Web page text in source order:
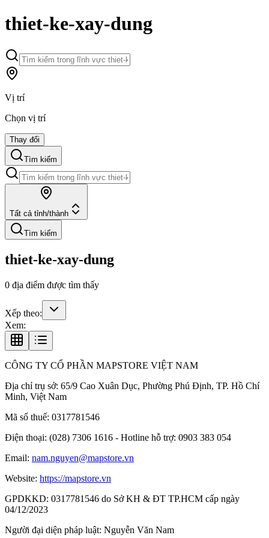
thiet-ke-xay-dung
Vị trí
Chọn vị trí
Thay đổi
Tìm kiếm
Tất cả tỉnh/thành
Tìm kiếm
thiet-ke-xay-dung
0 địa điểm được tìm thấy
Xếp theo:
Xem:
CÔNG TY CỔ PHẦN MAPSTORE VIỆT NAM
Địa chỉ trụ sở: 65/9 Cao Xuân Dục, Phường Phú Định, TP. Hồ Chí
Minh, Việt Nam
Mã số thuế: 0317781546
Điện thoại: (028) 7306 1616 - Hotline hỗ trợ: 0903 383 054
Email: nam.nguyen@mapstore.vn
Website: https://mapstore.vn
GPDKKD: 0317781546 do Sở KH & ĐT TP.HCM cấp ngày
04/12/2023
Người đại diện pháp luật: Nguyễn Văn Nam